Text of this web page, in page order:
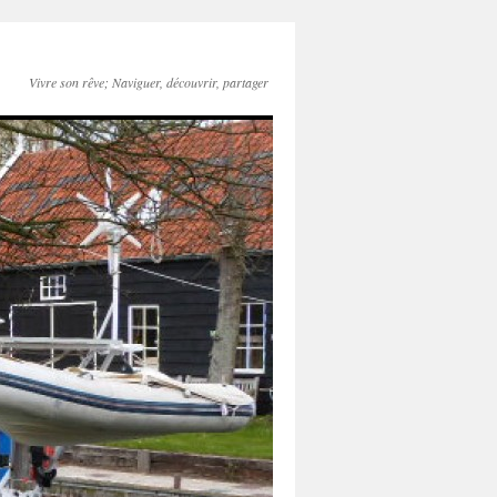
Vivre son rêve; Naviguer, découvrir, partager